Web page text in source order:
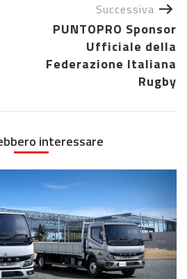
Successiva
PUNTOPRO Sponsor
Ufficiale della
Federazione Italiana
Rugby
interessare